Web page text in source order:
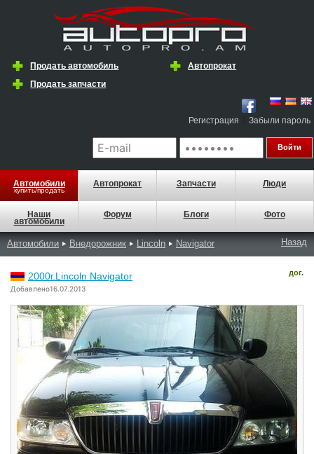
Продать автомобиль
Автопрокат
Продать запчасти
Регистрация Забыли пароль
Автомобили
купить/продать
Автопрокат Запчасти Люди
Наши
автомобили
Форум Блоги Фото
Автомобили Внедорожник Lincoln Navigator Назад
2000г.Lincoln Navigator
Добавлено16.07.2013
дог.